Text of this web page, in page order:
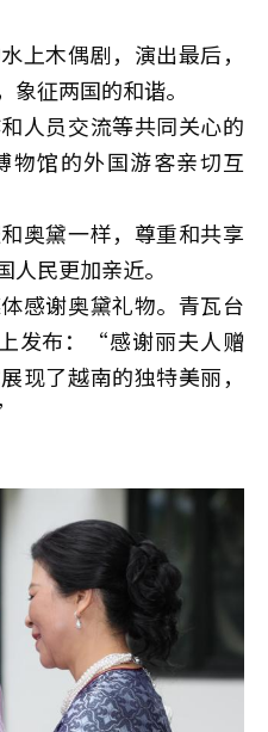
上木偶剧，演出最后，
征两国的和谐。
人员交流等共同关心的
物馆的外国游客亲切互
奥黛一样，尊重和共享
民更加亲近。
感谢奥黛礼物。青瓦台
发布：“感谢丽夫人赠
现了越南的独特美丽，